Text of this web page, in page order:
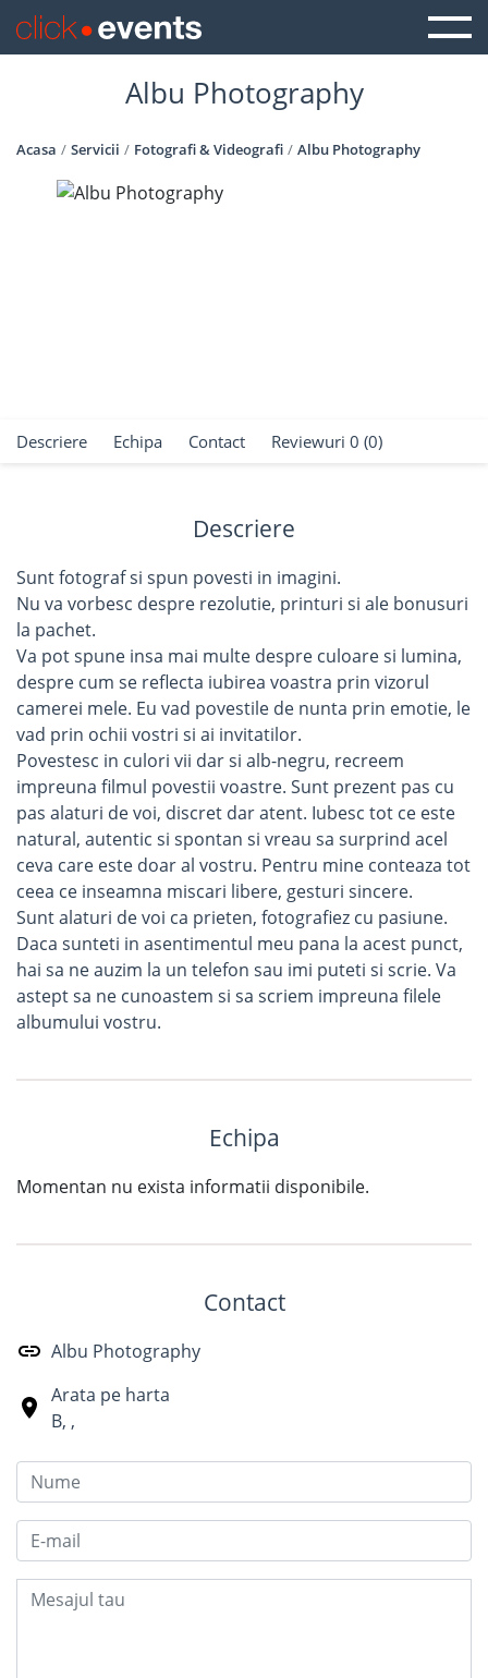
Albu Photography
Acasa Servicii Fotografi & Videografi Albu Photography
Descriere Echipa Contact Reviewuri 0 (0)
Descriere
Sunt fotograf si spun povesti in imagini.
Nu va vorbesc despre rezolutie, printuri si ale bonusuri
la pachet.
Va pot spune insa mai multe despre culoare si lumina,
despre cum se reflecta iubirea voastra prin vizorul
camerei mele. Eu vad povestile de nunta prin emotie, le
vad prin ochii vostri si ai invitatilor.
Povestesc in culori vii dar si alb-negru, recreem
impreuna filmul povestii voastre. Sunt prezent pas cu
pas alaturi de voi, discret dar atent. Iubesc tot ce este
natural, autentic si spontan si vreau sa surprind acel
ceva care este doar al vostru. Pentru mine conteaza tot
ceea ce inseamna miscari libere, gesturi sincere.
Sunt alaturi de voi ca prieten, fotografiez cu pasiune.
Daca sunteti in asentimentul meu pana la acest punct,
hai sa ne auzim la un telefon sau imi puteti si scrie. Va
astept sa ne cunoastem si sa scriem impreuna filele
albumului vostru.
Echipa
Momentan nu exista informatii disponibile.
Contact
Albu Photography
Arata pe harta
B, ,